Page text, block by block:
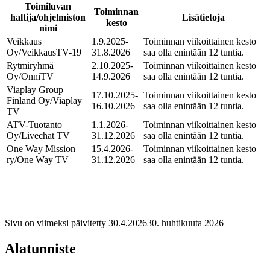
Toimiluvan
haltija/ohjelmiston
nimi
Toiminnan
kesto
Lisätietoja
Veikkaus
Oy/VeikkausTV-19
1.9.2025-
31.8.2026
Toiminnan viikoittainen kesto
saa olla enintään 12 tuntia.
Rytmiryhmä
Oy/OnniTV
2.10.2025-
14.9.2026
Toiminnan viikoittainen kesto
saa olla enintään 12 tuntia.
Viaplay Group
Finland Oy/Viaplay
TV
17.10.2025-
16.10.2026
Toiminnan viikoittainen kesto
saa olla enintään 12 tuntia.
ATV-Tuotanto
Oy/Livechat TV
1.1.2026-
31.12.2026
Toiminnan viikoittainen kesto
saa olla enintään 12 tuntia.
One Way Mission
ry/One Way TV
15.4.2026-
31.12.2026
Toiminnan viikoittainen kesto
saa olla enintään 12 tuntia.
Sivu on viimeksi päivitetty 30.4.202630. huhtikuuta 2026
Alatunniste